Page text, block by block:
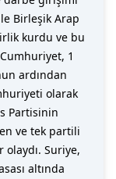
Birleşik Arap
kurdu ve bu
1
ardından
olarak
Partisinin
ve tek partili
Suriye,
altında